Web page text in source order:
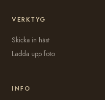
VERKTYG
Skicka in häst
Ladda upp foto
INFO